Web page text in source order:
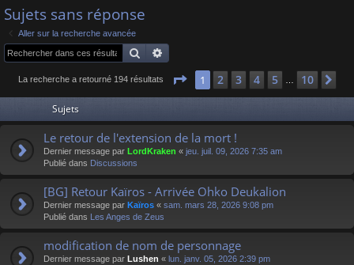
ur
ci
s
s
e
Sujets sans réponse
Aller sur la recherche avancée
Rechercher
La recherche a retourné 194 résultats Page 1sur 10
1 2 3 4 5 10
Sujets
Le retour de l'extension de la mort !
Dernier message par LordKraken « jeu. juil. 09, 2026 7:35 am
Publié dans Discussions
[BG] Retour Kaïros - Arrivée Ohko Deukalion
Dernier message par Kaïros « sam. mars 28, 2026 9:08 pm
Publié dans Les Anges de Zeus
modification de nom de personnage
Dernier message par Lushen « lun. janv. 05, 2026 2:39 pm